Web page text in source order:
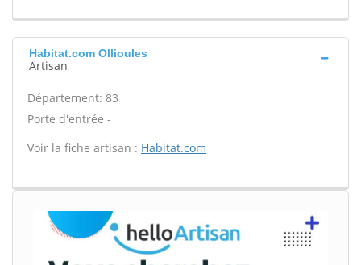
Habitat.com Ollioules
Artisan
Département: 83
Porte d'entrée -
Voir la fiche artisan : Habitat.com